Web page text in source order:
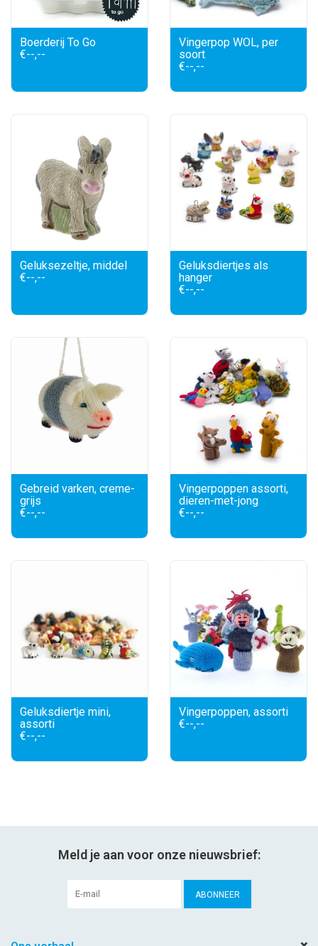
Boerderij To Go
€--,--
Vingerpop WOL, per
soort
€--,--
Geluksezeltje, middel
€--,--
Geluksdiertjes als
hanger
€--,--
Gebreid varken, creme-
grijs
€--,--
Vingerpoppen assorti,
dieren-met-jong
€--,--
Geluksdiertje mini,
assorti
€--,--
Vingerpoppen, assorti
€--,--
Meld je aan voor onze nieuwsbrief:
ABONNEER